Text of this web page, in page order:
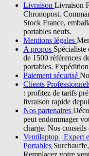
Livraison Livraison
Chronopost.
Stock France,
portables neufs.
Mentions légales
A propos Spécialiste
de 1500 références
portables.
Paiement sécurisé
Clients
: profitez de tarifs
livraison rapide
Nos partenaires
peut endommager
charge. Nos
Ventilaptop | Expert
Portables
Remplacez votre